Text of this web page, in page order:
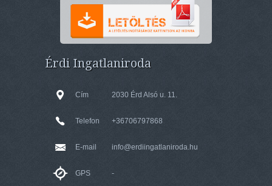
Érdi Ingatlaniroda
Cím 2030 Érd Alsó u. 11.
Telefon +36706797868
E-mail info@erdiingatlaniroda.hu
GPS -